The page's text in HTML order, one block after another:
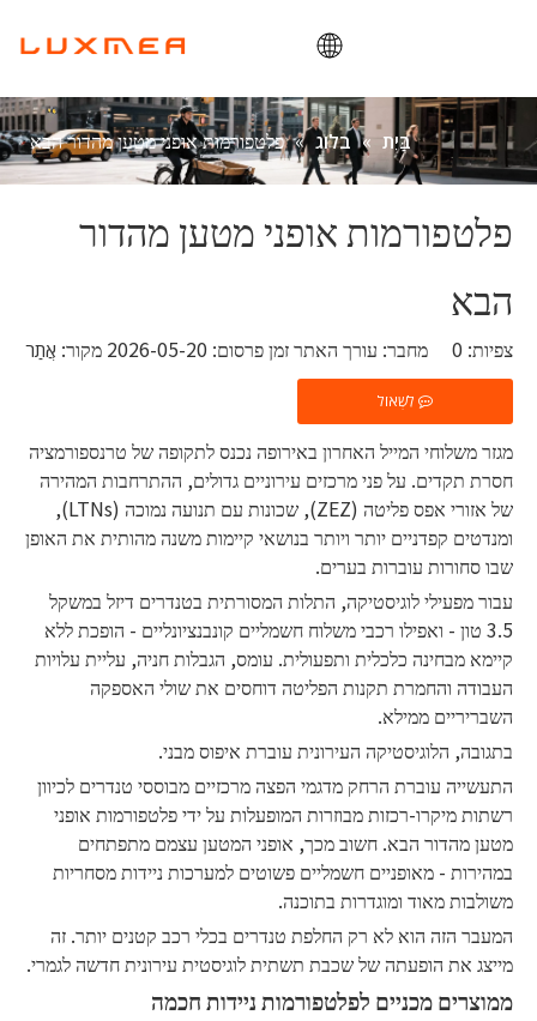
בַּיִת
חֶברָה
בלוג
בַּיִת » בלוג » פלטפורמות אופני מטען מהדור הבא
פלטפורמות אופני מטען מהדור
הבא
צפיות: 0 מחבר: עורך האתר זמן פרסום: 2026-05-20 מקור: אֲתַר
לִשְׁאוֹל
מגזר משלוחי המייל האחרון באירופה נכנס לתקופה של טרנספורמציה
חסרת תקדים. על פני מרכזים עירוניים גדולים, ההתרחבות המהירה
של אזורי אפס פליטה (ZEZ), שכונות עם תנועה נמוכה (LTNs),
ומנדטים קפדניים יותר ויותר בנושאי קיימות משנה מהותית את האופן
שבו סחורות עוברות בערים.
עבור מפעילי לוגיסטיקה, התלות המסורתית בטנדרים דיזל במשקל
3.5 טון - ואפילו רכבי משלוח חשמליים קונבנציונליים - הופכת ללא
קיימא מבחינה כלכלית ותפעולית. עומס, הגבלות חניה, עליית עלויות
העבודה והחמרת תקנות הפליטה דוחסים את שולי האספקה ​​
השבריריים ממילא.
בתגובה, הלוגיסטיקה העירונית עוברת איפוס מבני.
התעשייה עוברת הרחק מדגמי הפצה מרכזיים מבוססי טנדרים לכיוון
רשתות מיקרו-רכזות מבוזרות המופעלות על ידי פלטפורמות אופני
מטען מהדור הבא. חשוב מכך, אופני המטען עצמם מתפתחים
במהירות - מאופניים חשמליים פשוטים למערכות ניידות מסחריות
משולבות מאוד ומוגדרות בתוכנה.
המעבר הזה הוא לא רק החלפת טנדרים בכלי רכב קטנים יותר. זה
מייצג את הופעתה של שכבת תשתית לוגיסטית עירונית חדשה לגמרי.
ממוצרים מכניים לפלטפורמות ניידות חכמה